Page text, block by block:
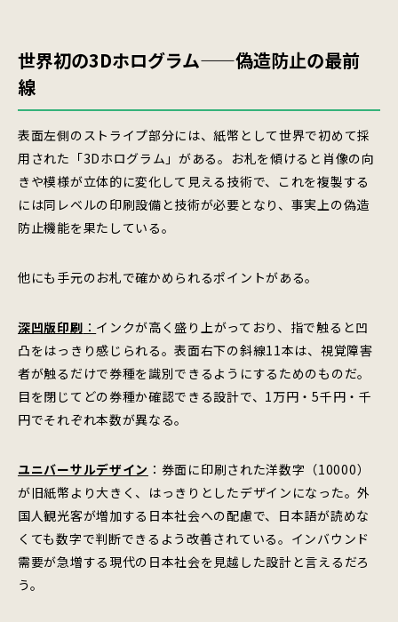
世界初の3Dホログラム——偽造防止の最前
線
表面左側のストライプ部分には、紙幣として世界で初めて採
用された「3Dホログラム」がある。お札を傾けると肖像の向
きや模様が立体的に変化して見える技術で、これを複製する
には同レベルの印刷設備と技術が必要となり、事実上の偽造
防止機能を果たしている。
他にも手元のお札で確かめられるポイントがある。
深凹版印刷 ： インクが高く盛り上がっており、指で触ると凹
凸をはっきり感じられる。表面右下の斜線11本は、視覚障害
者が触るだけで券種を識別できるようにするためのものだ。
目を閉じてどの券種か確認できる設計で、1万円・5千円・千
円でそれぞれ本数が異なる。
ユニバーサルデザイン ：券面に印刷された洋数字（10000）
が旧紙幣より大きく、はっきりとしたデザインになった。外
国人観光客が増加する日本社会への配慮で、日本語が読めな
くても数字で判断できるよう改善されている。インバウンド
需要が急増する現代の日本社会を見越した設計と言えるだろ
う。